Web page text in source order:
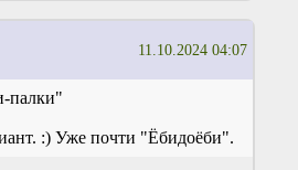
11.10.2024 04:07
палки"
:) Уже почти "Ёбидоёби".